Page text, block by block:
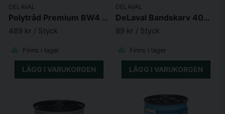
DELAVAL
Polytråd Premium BW4 250 m
489 kr / Styck
Finns i lager
LÄGG I VARUKORGEN
DELAVAL
DeLaval Bandskarv 40mm 5-p
89 kr / Styck
Finns i lager
LÄGG I VARUKORGEN